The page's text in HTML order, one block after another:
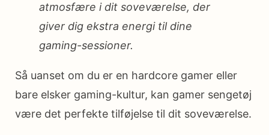
atmosfære i dit soveværelse, der
giver dig ekstra energi til dine
gaming-sessioner.
Så uanset om du er en hardcore gamer eller
bare elsker gaming-kultur, kan gamer sengetøj
være det perfekte tilføjelse til dit soveværelse.